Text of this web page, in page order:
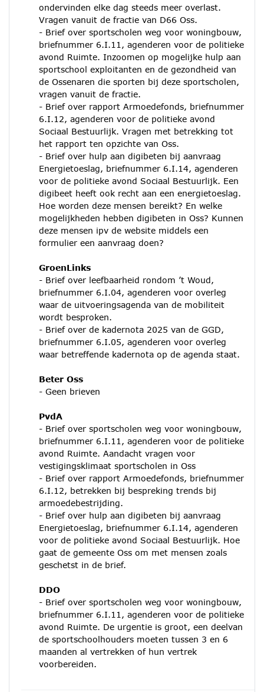
ondervinden elke dag steeds meer overlast.
Vragen vanuit de fractie van D66 Oss.
- Brief over sportscholen weg voor woningbouw,
briefnummer 6.I.11, agenderen voor de politieke
avond Ruimte. Inzoomen op mogelijke hulp aan
sportschool exploitanten en de gezondheid van
de Ossenaren die sporten bij deze sportscholen,
vragen vanuit de fractie.
- Brief over rapport Armoedefonds, briefnummer
6.I.12, agenderen voor de politieke avond
Sociaal Bestuurlijk. Vragen met betrekking tot
het rapport ten opzichte van Oss.
- Brief over hulp aan digibeten bij aanvraag
Energietoeslag, briefnummer 6.I.14, agenderen
voor de politieke avond Sociaal Bestuurlijk. Een
digibeet heeft ook recht aan een energietoeslag.
Hoe worden deze mensen bereikt? En welke
mogelijkheden hebben digibeten in Oss? Kunnen
deze mensen ipv de website middels een
formulier een aanvraag doen?
GroenLinks
- Brief over leefbaarheid rondom ’t Woud,
briefnummer 6.I.04, agenderen voor overleg
waar de uitvoeringsagenda van de mobiliteit
wordt besproken.
- Brief over de kadernota 2025 van de GGD,
briefnummer 6.I.05, agenderen voor overleg
waar betreffende kadernota op de agenda staat.
Beter Oss
- Geen brieven
PvdA
- Brief over sportscholen weg voor woningbouw,
briefnummer 6.I.11, agenderen voor de politieke
avond Ruimte. Aandacht vragen voor
vestigingsklimaat sportscholen in Oss
- Brief over rapport Armoedefonds, briefnummer
6.I.12, betrekken bij bespreking trends bij
armoedebestrijding.
- Brief over hulp aan digibeten bij aanvraag
Energietoeslag, briefnummer 6.I.14, agenderen
voor de politieke avond Sociaal Bestuurlijk. Hoe
gaat de gemeente Oss om met mensen zoals
geschetst in de brief.
DDO
- Brief over sportscholen weg voor woningbouw,
briefnummer 6.I.11, agenderen voor de politieke
avond Ruimte. De urgentie is groot, een deelvan
de sportschoolhouders moeten tussen 3 en 6
maanden al vertrekken of hun vertrek
voorbereiden.